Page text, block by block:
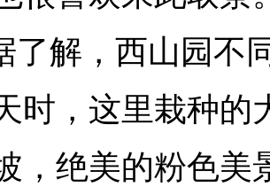
，西山园不
时，这里栽种的
，绝美的粉色美